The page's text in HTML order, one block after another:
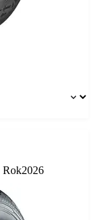
Rok2026